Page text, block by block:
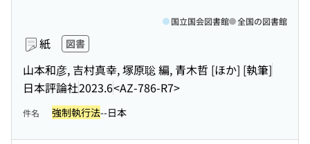
紙 図書
山本和彦, 吉村真幸, 塚原聡 編, 青木哲 [ほか] [執筆]
日本評論社2023.6<AZ-786-R7>
国立国会図書館 全国の図書館
件名 強制執行法--日本